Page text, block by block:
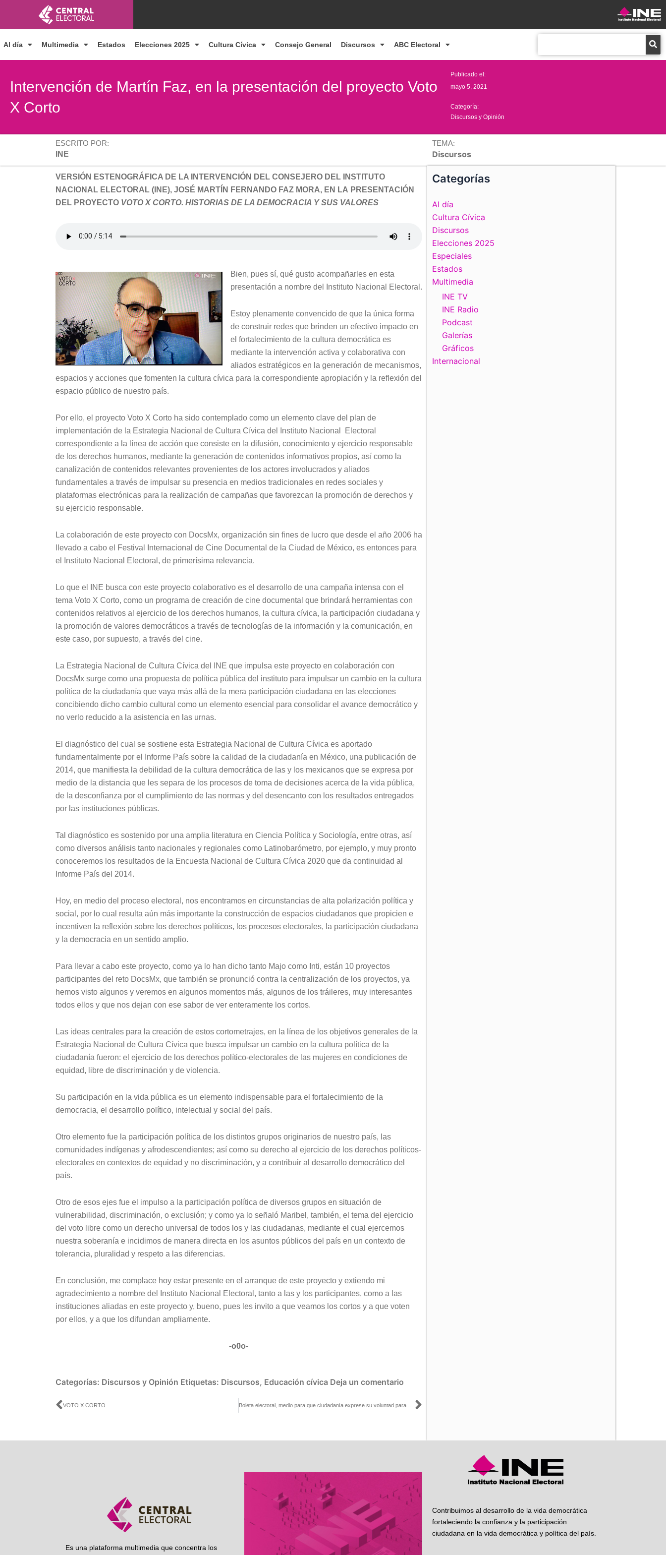
contenido
Al día Multimedia Estados Elecciones 2025 Cultura Cívica Consejo General Discursos ABC Electoral
Intervención de Martín Faz, en la presentación del proyecto Voto
X Corto
Publicado el:
mayo 5, 2021
Categoría:
Discursos y Opinión
ESCRITO POR:
INE
TEMA:
Discursos
VERSIÓN ESTENOGRÁFICA DE LA INTERVENCIÓN DEL CONSEJERO DEL INSTITUTO
NACIONAL ELECTORAL (INE), JOSÉ MARTÍN FERNANDO FAZ MORA, EN LA PRESENTACIÓN
DEL PROYECTO VOTO X CORTO. HISTORIAS DE LA DEMOCRACIA Y SUS VALORES
Bien, pues sí, qué gusto acompañarles en esta
presentación a nombre del Instituto Nacional Electoral.
Estoy plenamente convencido de que la única forma
de construir redes que brinden un efectivo impacto en
el fortalecimiento de la cultura democrática es
mediante la intervención activa y colaborativa con
aliados estratégicos en la generación de mecanismos,
espacios y acciones que fomenten la cultura cívica para la correspondiente apropiación y la reflexión del
espacio público de nuestro país.
Por ello, el proyecto Voto X Corto ha sido contemplado como un elemento clave del plan de
implementación de la Estrategia Nacional de Cultura Cívica del Instituto Nacional Electoral
correspondiente a la línea de acción que consiste en la difusión, conocimiento y ejercicio responsable
de los derechos humanos, mediante la generación de contenidos informativos propios, así como la
canalización de contenidos relevantes provenientes de los actores involucrados y aliados
fundamentales a través de impulsar su presencia en medios tradicionales en redes sociales y
plataformas electrónicas para la realización de campañas que favorezcan la promoción de derechos y
su ejercicio responsable.
La colaboración de este proyecto con DocsMx, organización sin fines de lucro que desde el año 2006 ha
llevado a cabo el Festival Internacional de Cine Documental de la Ciudad de México, es entonces para
el Instituto Nacional Electoral, de primerísima relevancia.
Lo que el INE busca con este proyecto colaborativo es el desarrollo de una campaña intensa con el
tema Voto X Corto, como un programa de creación de cine documental que brindará herramientas con
contenidos relativos al ejercicio de los derechos humanos, la cultura cívica, la participación ciudadana y
la promoción de valores democráticos a través de tecnologías de la información y la comunicación, en
este caso, por supuesto, a través del cine.
La Estrategia Nacional de Cultura Cívica del INE que impulsa este proyecto en colaboración con
DocsMx surge como una propuesta de política pública del instituto para impulsar un cambio en la cultura
política de la ciudadanía que vaya más allá de la mera participación ciudadana en las elecciones
concibiendo dicho cambio cultural como un elemento esencial para consolidar el avance democrático y
no verlo reducido a la asistencia en las urnas.
El diagnóstico del cual se sostiene esta Estrategia Nacional de Cultura Cívica es aportado
fundamentalmente por el Informe País sobre la calidad de la ciudadanía en México, una publicación de
2014, que manifiesta la debilidad de la cultura democrática de las y los mexicanos que se expresa por
medio de la distancia que les separa de los procesos de toma de decisiones acerca de la vida pública,
de la desconfianza por el cumplimiento de las normas y del desencanto con los resultados entregados
por las instituciones públicas.
Tal diagnóstico es sostenido por una amplia literatura en Ciencia Política y Sociología, entre otras, así
como diversos análisis tanto nacionales y regionales como Latinobarómetro, por ejemplo, y muy pronto
conoceremos los resultados de la Encuesta Nacional de Cultura Cívica 2020 que da continuidad al
Informe País del 2014.
Hoy, en medio del proceso electoral, nos encontramos en circunstancias de alta polarización política y
social, por lo cual resulta aún más importante la construcción de espacios ciudadanos que propicien e
incentiven la reflexión sobre los derechos políticos, los procesos electorales, la participación ciudadana
y la democracia en un sentido amplio.
Para llevar a cabo este proyecto, como ya lo han dicho tanto Majo como Inti, están 10 proyectos
participantes del reto DocsMx, que también se pronunció contra la centralización de los proyectos, ya
hemos visto algunos y veremos en algunos momentos más, algunos de los tráileres, muy interesantes
todos ellos y que nos dejan con ese sabor de ver enteramente los cortos.
Las ideas centrales para la creación de estos cortometrajes, en la línea de los objetivos generales de la
Estrategia Nacional de Cultura Cívica que busca impulsar un cambio en la cultura política de la
ciudadanía fueron: el ejercicio de los derechos político-electorales de las mujeres en condiciones de
equidad, libre de discriminación y de violencia.
Su participación en la vida pública es un elemento indispensable para el fortalecimiento de la
democracia, el desarrollo político, intelectual y social del país.
Otro elemento fue la participación política de los distintos grupos originarios de nuestro país, las
comunidades indígenas y afrodescendientes; así como su derecho al ejercicio de los derechos políticos-
electorales en contextos de equidad y no discriminación, y a contribuir al desarrollo democrático del
país.
Otro de esos ejes fue el impulso a la participación política de diversos grupos en situación de
vulnerabilidad, discriminación, o exclusión; y como ya lo señaló Maribel, también, el tema del ejercicio
del voto libre como un derecho universal de todos los y las ciudadanas, mediante el cual ejercemos
nuestra soberanía e incidimos de manera directa en los asuntos públicos del país en un contexto de
tolerancia, pluralidad y respeto a las diferencias.
En conclusión, me complace hoy estar presente en el arranque de este proyecto y extiendo mi
agradecimiento a nombre del Instituto Nacional Electoral, tanto a las y los participantes, como a las
instituciones aliadas en este proyecto y, bueno, pues les invito a que veamos los cortos y a que voten
por ellos, y a que los difundan ampliamente.
-o0o-
Categorías: Discursos y Opinión Etiquetas: Discursos, Educación cívica Deja un comentario
Ant
VOTO X CORTO Siguiente
Categorías
Al día
Cultura Cívica
Discursos
Elecciones 2025
Especiales
Estados
Multimedia
INE TV
INE Radio
Podcast
Galerías
Gráficos
Internacional
Es una plataforma multimedia que concentra los
Contribuimos al desarrollo de la vida democrática
fortaleciendo la confianza y la participación
ciudadana en la vida democrática y política del país.